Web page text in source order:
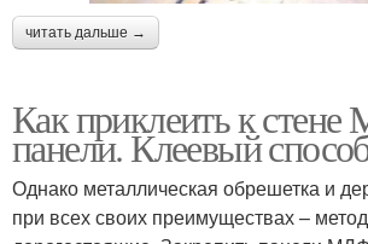
читать дальше →
Как приклеить к
панели. Клеевый
Однако металлическая обрешетка и
при всех своих преимуществах –